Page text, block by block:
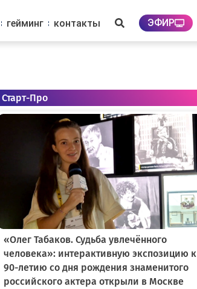
гейминг контакты ЭФИР
Старт-Про
«Олег Табаков. Судьба увлечённого
человека»: интерактивную экспозицию к
90-летию со дня рождения знаменитого
российского актера открыли в Москве